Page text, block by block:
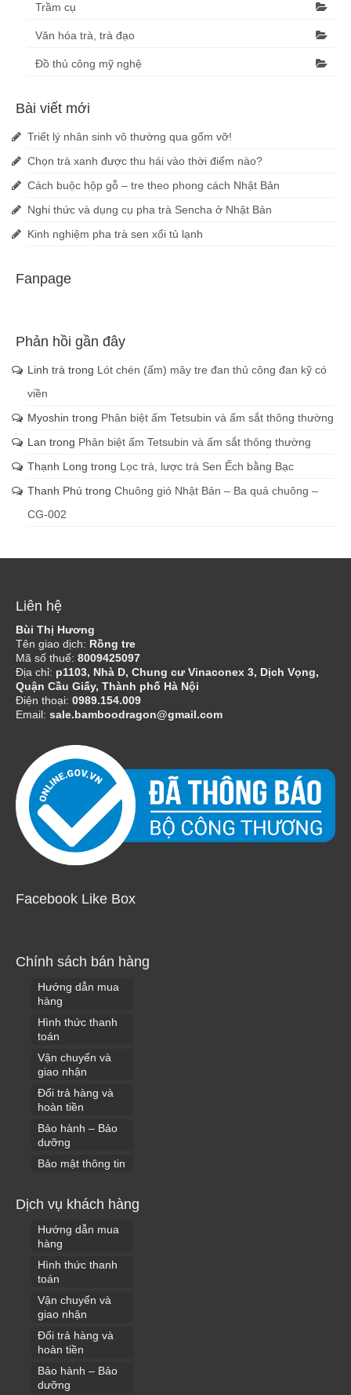
Trầm cụ
Văn hóa trà, trà đạo
Đồ thủ công mỹ nghệ
Bài viết mới
Triết lý nhân sinh vô thường qua gốm vỡ!
Chọn trà xanh được thu hái vào thời điểm nào?
Cách buộc hộp gỗ – tre theo phong cách Nhật Bản
Nghi thức và dụng cụ pha trà Sencha ở Nhật Bản
Kinh nghiệm pha trà sen xổi tủ lạnh
Fanpage
Phản hồi gần đây
Linh trà trong Lót chén (ấm) mây tre đan thủ công đan kỹ có
viền
Myoshin trong Phân biệt ấm Tetsubin và ấm sắt thông thường
Lan trong Phân biệt ấm Tetsubin và ấm sắt thông thường
Thạnh Long trong Lọc trà, lược trà Sen Ếch bằng Bạc
Thanh Phú trong Chuông gió Nhật Bản – Ba quả chuông –
CG-002
Liên hệ
Bùi Thị Hương
Tên giao dịch: Rồng tre
Mã số thuế: 8009425097
Địa chỉ: p1103, Nhà D, Chung cư Vinaconex 3, Dịch Vọng,
Quận Cầu Giấy, Thành phố Hà Nội
Điện thoại: 0989.154.009
Email: sale.bamboodragon@gmail.com
Facebook Like Box
Chính sách bán hàng
Hướng dẫn mua
hàng
Hình thức thanh
toán
Vận chuyển và
giao nhận
Đổi trả hàng và
hoàn tiền
Bảo hành – Bảo
dưỡng
Bảo mật thông tin
Dịch vụ khách hàng
Hướng dẫn mua
hàng
Hình thức thanh
toán
Vận chuyển và
giao nhận
Đổi trả hàng và
hoàn tiền
Bảo hành – Bảo
dưỡng